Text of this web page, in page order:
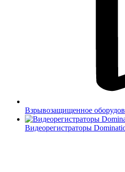
Взрывозащищенное
Видеорегистраторы